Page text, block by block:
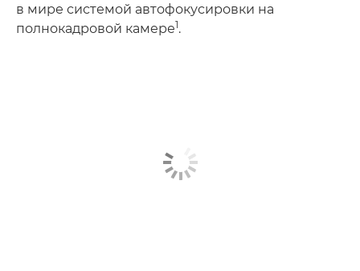
в мире системой автофокусировки на
полнокадровой камере1.